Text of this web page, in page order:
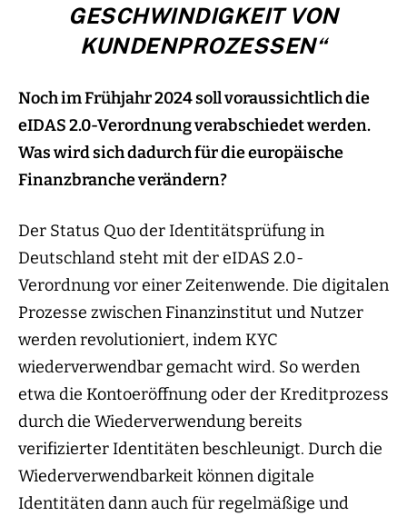
GESCHWINDIGKEIT VON
KUNDENPROZESSEN“
Noch im Frühjahr 2024 soll voraussichtlich die
eIDAS 2.0-Verordnung verabschiedet werden.
Was wird sich dadurch für die europäische
Finanzbranche verändern?
Der Status Quo der Identitätsprüfung in
Deutschland steht mit der eIDAS 2.0-
Verordnung vor einer Zeitenwende. Die digitalen
Prozesse zwischen Finanzinstitut und Nutzer
werden revolutioniert, indem KYC
wiederverwendbar gemacht wird. So werden
etwa die Kontoeröffnung oder der Kreditprozess
durch die Wiederverwendung bereits
verifizierter Identitäten beschleunigt. Durch die
Wiederverwendbarkeit können digitale
Identitäten dann auch für regelmäßige und